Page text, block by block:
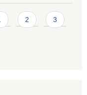
2
3